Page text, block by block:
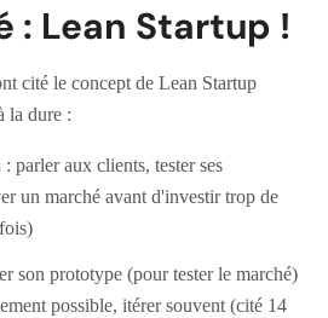
: Lean Startup !
cité le concept de Lean Startup
la dure :
: parler aux clients, tester ses
un marché avant d'investir trop de
son prototype (pour tester le marché)
possible, itérer souvent (cité 14